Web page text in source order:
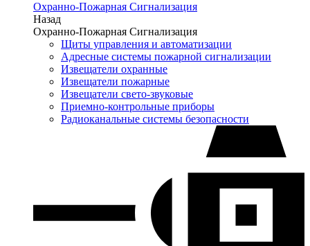
Охранно-Пожарная Сигнализация
Назад
Охранно-Пожарная Сигнализация
Щиты управления и автоматизации
Адресные системы пожарной сигнализации
Извещатели охранные
Извещатели пожарные
Извещатели свето-звуковые
Приемно-контрольные приборы
Радиоканальные системы безопасности